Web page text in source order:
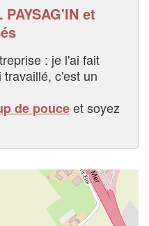
et
: je l'ai fait
c'est un
de pouceet soyez